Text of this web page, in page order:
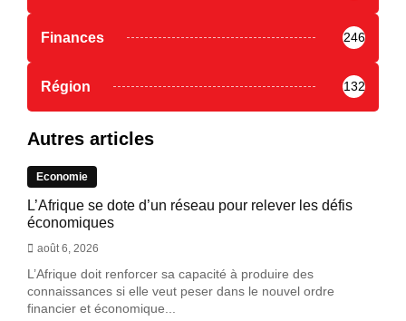
Finances 246
Région 132
Autres articles
Economie
L’Afrique se dote d’un réseau pour relever les défis
économiques
août 6, 2026
L’Afrique doit renforcer sa capacité à produire des
connaissances si elle veut peser dans le nouvel ordre
financier et économique...